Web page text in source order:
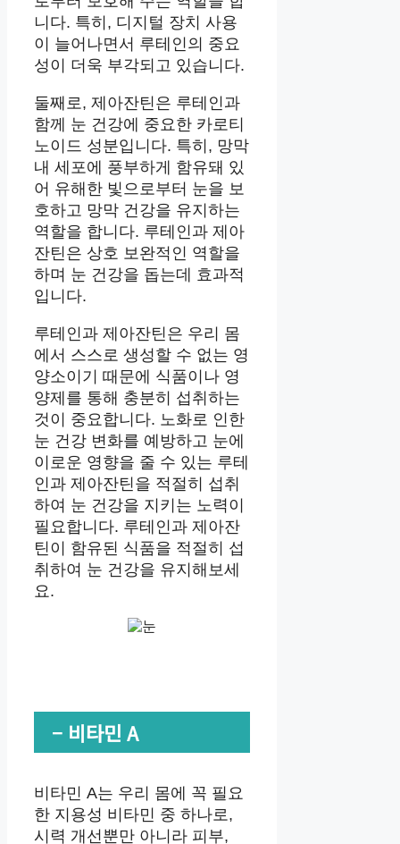
니다. 특히, 디지털 장치 사용
이 늘어나면서 루테인의 중요
성이 더욱 부각되고 있습니다.
둘째로, 제아잔틴은 루테인과
함께 눈 건강에 중요한 카로티
노이드 성분입니다. 특히, 망막
내 세포에 풍부하게 함유돼 있
어 유해한 빛으로부터 눈을 보
호하고 망막 건강을 유지하는
역할을 합니다. 루테인과 제아
잔틴은 상호 보완적인 역할을
하며 눈 건강을 돕는데 효과적
입니다.
루테인과 제아잔틴은 우리 몸
에서 스스로 생성할 수 없는 영
양소이기 때문에 식품이나 영
양제를 통해 충분히 섭취하는
것이 중요합니다. 노화로 인한
눈 건강 변화를 예방하고 눈에
이로운 영향을 줄 수 있는 루테
인과 제아잔틴을 적절히 섭취
하여 눈 건강을 지키는 노력이
필요합니다. 루테인과 제아잔
틴이 함유된 식품을 적절히 섭
취하여 눈 건강을 유지해보세
요.
– 비타민 A
비타민 A는 우리 몸에 꼭 필요
한 지용성 비타민 중 하나로,
시력 개선뿐만 아니라 피부,